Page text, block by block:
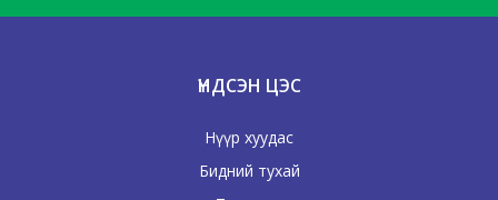
ҮНДСЭН ЦЭС
Нүүр хуудас
Бидний тухай